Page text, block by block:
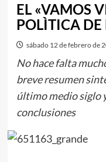
EL «VAMOS
POLÌTICA DE
sábado 12 de febrero de
No hace falta
breve resumen
último medio siglo
conclusiones